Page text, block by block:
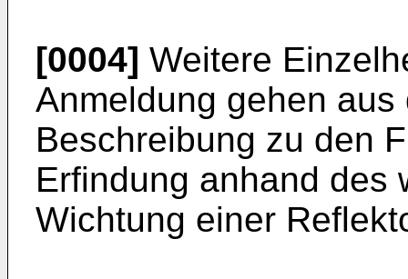
[0004] Weitere
Anmeldung gehen
Beschreibung zu den
Erfindung anhand des
Wichtung einer